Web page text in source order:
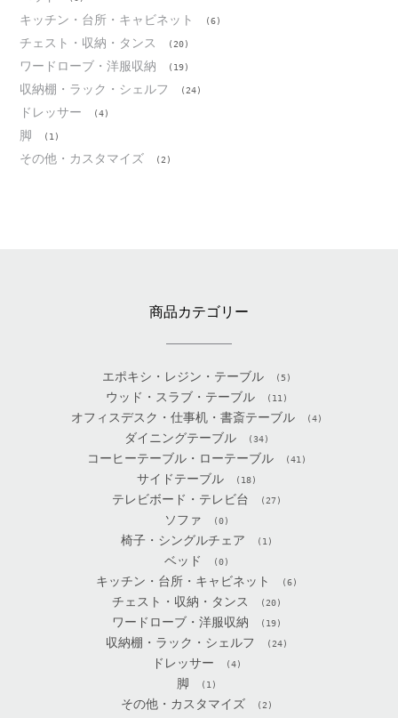
キッチン・台所・キャビネット (6)
チェスト・収納・タンス (20)
ワードローブ・洋服収納 (19)
収納棚・ラック・シェルフ (24)
ドレッサー (4)
脚 (1)
その他・カスタマイズ (2)
商品カテゴリー
エポキシ・レジン・テーブル (5)
ウッド・スラブ・テーブル (11)
オフィスデスク・仕事机・書斎テーブル (4)
ダイニングテーブル (34)
コーヒーテーブル・ローテーブル (41)
サイドテーブル (18)
テレビボード・テレビ台 (27)
ソファ (0)
椅子・シングルチェア (1)
ベッド (0)
キッチン・台所・キャビネット (6)
チェスト・収納・タンス (20)
ワードローブ・洋服収納 (19)
収納棚・ラック・シェルフ (24)
ドレッサー (4)
脚 (1)
その他・カスタマイズ (2)